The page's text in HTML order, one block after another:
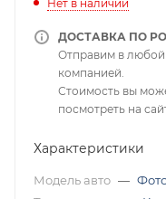
Нет в наличии
ДОСТАВКА ПО
Отправим в любой
компанией.
Стоимость вы
посмотреть на
Характеристики
Модель авто —